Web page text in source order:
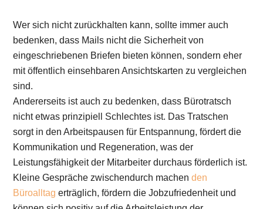
Wer sich nicht zurückhalten kann, sollte immer auch
bedenken, dass Mails nicht die Sicherheit von
eingeschriebenen Briefen bieten können, sondern eher
mit öffentlich einsehbaren Ansichtskarten zu vergleichen
sind.
Andererseits ist auch zu bedenken, dass Bürotratsch
nicht etwas prinzipiell Schlechtes ist. Das Tratschen
sorgt in den Arbeitspausen für Entspannung, fördert die
Kommunikation und Regeneration, was der
Leistungsfähigkeit der Mitarbeiter durchaus förderlich ist.
Kleine Gespräche zwischendurch machenden
Büroalltag erträglich, fördern die Jobzufriedenheit und